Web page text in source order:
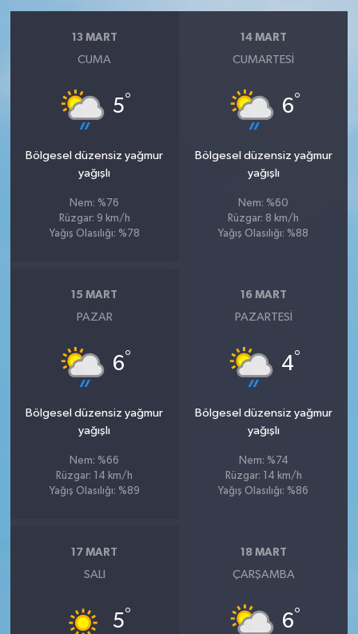
13 MART
CUMA
5°
Bölgesel düzensiz yağmur
yağışlı
Nem: %76
Rüzgar: 9 km/h
Yağış Olasılığı: %78
14 MART
CUMARTESI
6°
Bölgesel düzensiz yağmur
yağışlı
Nem: %60
Rüzgar: 8 km/h
Yağış Olasılığı: %88
15 MART
PAZAR
6°
Bölgesel düzensiz yağmur
yağışlı
Nem: %66
Rüzgar: 14 km/h
Yağış Olasılığı: %89
16 MART
PAZARTESI
4°
Bölgesel düzensiz yağmur
yağışlı
Nem: %74
Rüzgar: 14 km/h
Yağış Olasılığı: %86
17 MART
SALI
5°
18 MART
ÇARŞAMBA
6°